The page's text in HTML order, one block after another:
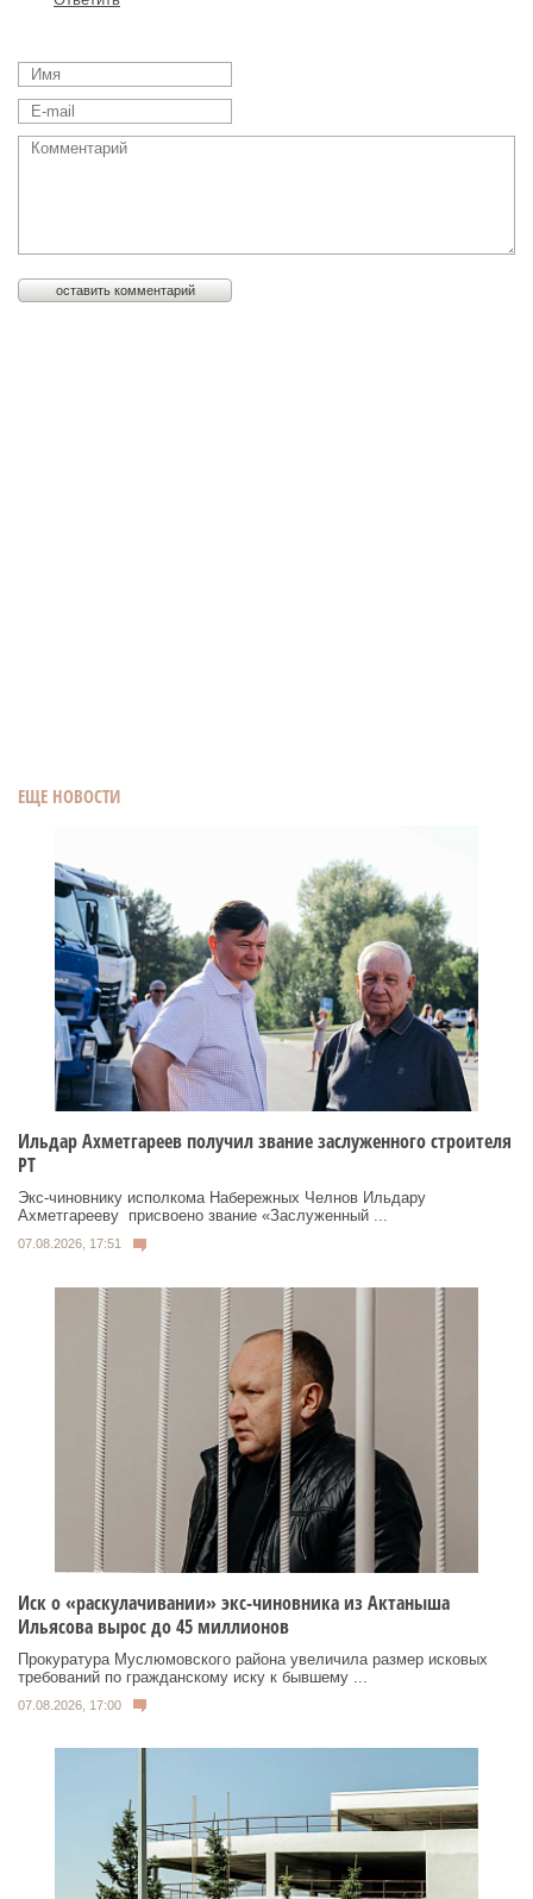
ЕЩЕ НОВОСТИ
Ильдар Ахметгареев получил звание заслуженного строителя
РТ
Экс‑чиновнику исполкома Набережных Челнов Ильдару
Ахметгарееву присвоено звание «Заслуженный ...
07.08.2026, 17:51
Иск о «раскулачивании» экс-чиновника из Актаныша
Ильясова вырос до 45 миллионов
Прокуратура Муслюмовского района увеличила размер исковых
требований по гражданскому иску к бывшему ...
07.08.2026, 17:00